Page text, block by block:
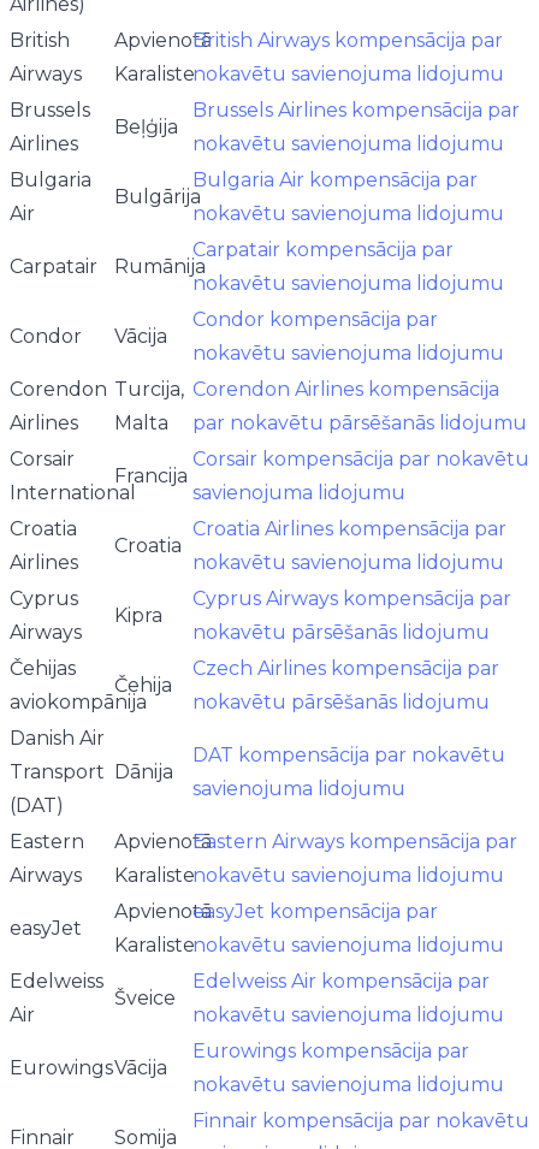
British
Airways
Apvienotā
Karaliste
British Airways kompensācija par
nokavētu savienojuma lidojumu
Brussels
Airlines
Beļģija
Brussels Airlines kompensācija par
nokavētu savienojuma lidojumu
Bulgaria
Air
Bulgārija
Bulgaria Air kompensācija par
nokavētu savienojuma lidojumu
Carpatair Rumānija
Carpatair kompensācija par
nokavētu savienojuma lidojumu
Condor Vācija
Condor kompensācija par
nokavētu savienojuma lidojumu
Corendon
Airlines
Turcija,
Malta
Corendon Airlines kompensācija
par nokavētu pārsēšanās lidojumu
Corsair
International
Francija
Corsair kompensācija par nokavētu
savienojuma lidojumu
Croatia
Airlines
Croatia
Croatia Airlines kompensācija par
nokavētu savienojuma lidojumu
Cyprus
Airways
Kipra
Cyprus Airways kompensācija par
nokavētu pārsēšanās lidojumu
Čehijas
aviokompānija
Čehija
Czech Airlines kompensācija par
nokavētu pārsēšanās lidojumu
Danish Air
Transport
(DAT)
Dānija
DAT kompensācija par nokavētu
savienojuma lidojumu
Eastern
Airways
Apvienotā
Karaliste
Eastern Airways kompensācija par
nokavētu savienojuma lidojumu
easyJet
Apvienotā
Karaliste
easyJet kompensācija par
nokavētu savienojuma lidojumu
Edelweiss
Air
Šveice
Edelweiss Air kompensācija par
nokavētu savienojuma lidojumu
EurowingsVācija
Eurowings kompensācija par
nokavētu savienojuma lidojumu
Finnair Somija
Finnair kompensācija par nokavētu